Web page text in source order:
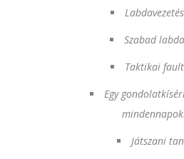
Szabad
Taktikai
Egy
Játszani